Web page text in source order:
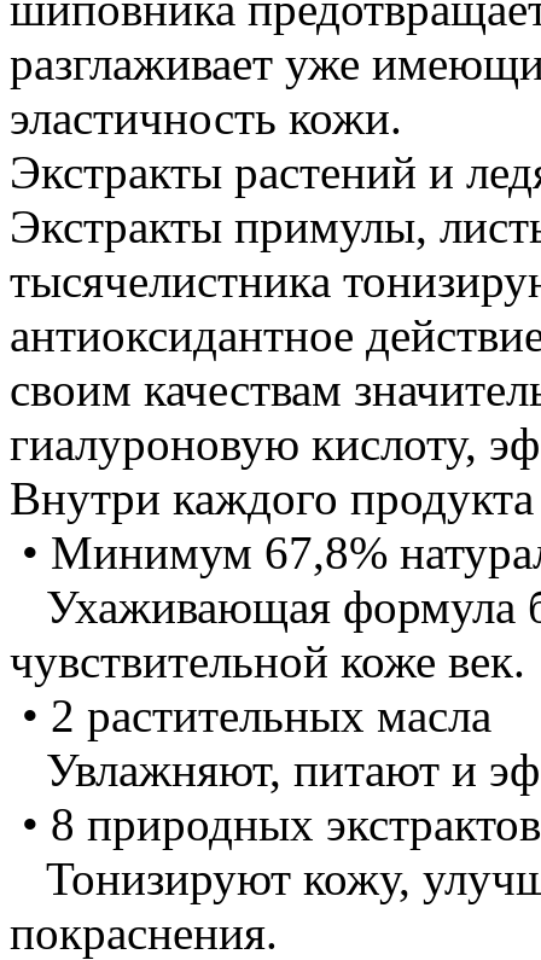
разглаживает уже
эластичность кожи.
Экстракты растений и
Экстракты примулы,
тысячелистника
антиоксидантное
своим качествам
гиалуроновую кислоту,
Внутри каждого продукта
• Минимум 67,8%
Ухаживающая формула
чувствительной коже век.
• 2 растительных масла
Увлажняют, питают и
• 8 природных экстрактов
Тонизируют кожу,
покраснения.